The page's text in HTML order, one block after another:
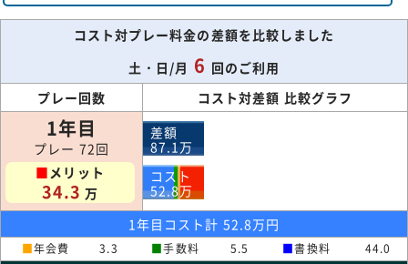
コスト対プレー料金の差額を比較しました
土・日/月 6 回のご利用
プレー回数
コスト対差額 比較グラフ
1年目
プレー 72回
■メリット
34.3 万
差額
87.1万
コスト
52.8万
1年目コスト計 52.8万円
■年会費 3.3 ■手数料 5.5 ■書換料 44.0